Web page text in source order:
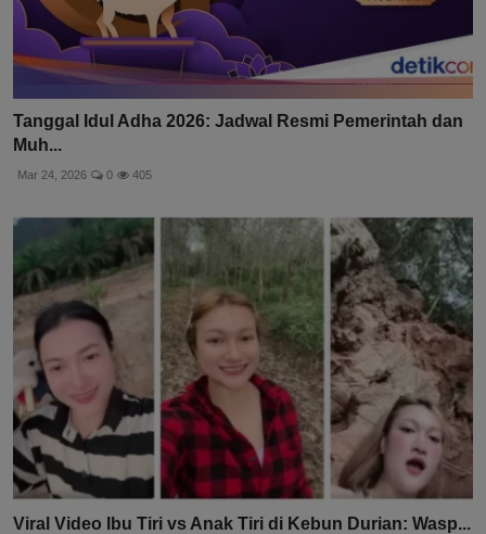
Tanggal Idul Adha 2026: Jadwal Resmi Pemerintah dan
Muh...
Mar 24, 2026 0 405
Viral Video Ibu Tiri vs Anak Tiri di Kebun Durian: Wasp...